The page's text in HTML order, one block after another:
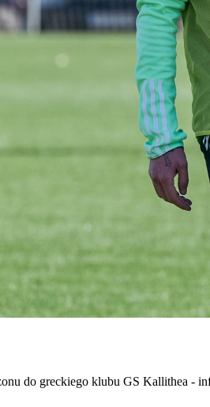
do greckiego klubu GS Kallithea -